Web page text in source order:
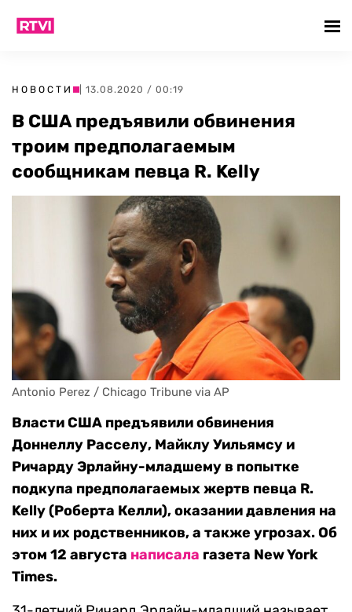
НОВОСТИ | 13.08.2020 / 00:19
В США предъявили обвинения
троим предполагаемым
сообщникам певца R. Kelly
Antonio Perez / Chicago Tribune via AP
Власти США предъявили обвинения
Доннеллу Расселу, Майклу Уильямсу и
Ричарду Эрлайну-младшему в попытке
подкупа предполагаемых жертв певца R.
Kelly (Роберта Келли), оказании давления на
них и их родственников, а также угрозах. Об
этом 12 августа написала газета New York
Times.